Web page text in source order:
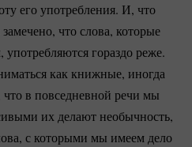
его употребления. И, что
что слова, которые
гораздо реже.
как книжные, иногда
в повседневной речи мы
их делают необычность,
с которыми мы имеем дело